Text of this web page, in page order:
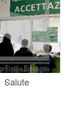
Salute